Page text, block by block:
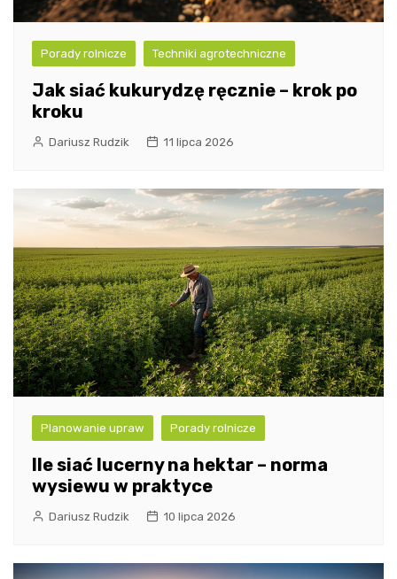
Porady rolnicze Techniki agrotechniczne
Jak siać kukurydzę ręcznie – krok po
kroku
Dariusz Rudzik 11 lipca 2026
Planowanie upraw Porady rolnicze
Ile siać lucerny na hektar – norma
wysiewu w praktyce
Dariusz Rudzik 10 lipca 2026